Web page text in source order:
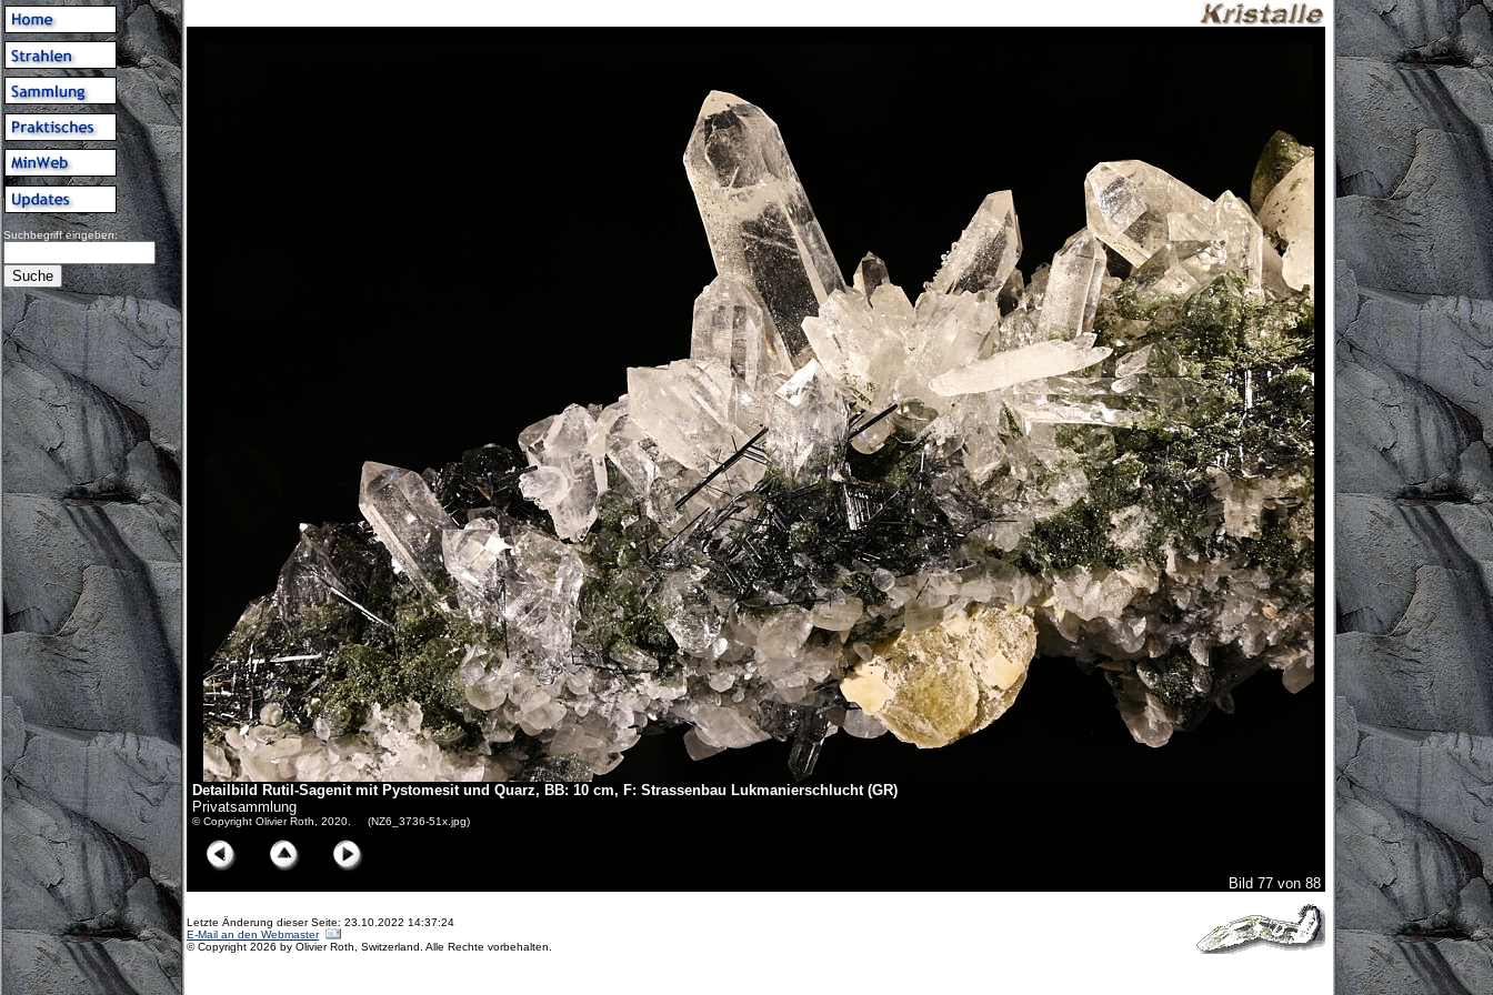
Suchbegriff eingeben:
Detailbild Rutil-Sagenit mit Pystomesit und Quarz, BB: 10 cm, F: Strassenbau Lukmanierschlucht (GR)
Privatsammlung
© Copyright Olivier Roth, 2020. (NZ6_3736-51x.jpg)
Bild 77 von 88
Letzte Änderung dieser Seite: 23.10.2022 14:37:24
E-Mail an den Webmaster
© Copyright 2026 by Olivier Roth, Switzerland. Alle Rechte vorbehalten.